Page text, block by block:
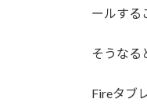
ールする
そうなる
Fireタブ